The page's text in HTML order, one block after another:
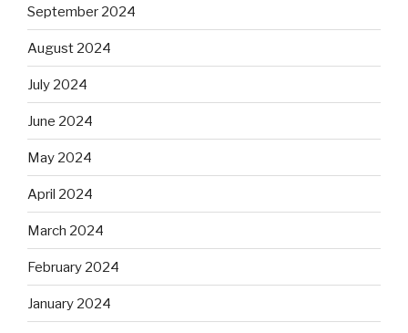
September 2024
August 2024
July 2024
June 2024
May 2024
April 2024
March 2024
February 2024
January 2024